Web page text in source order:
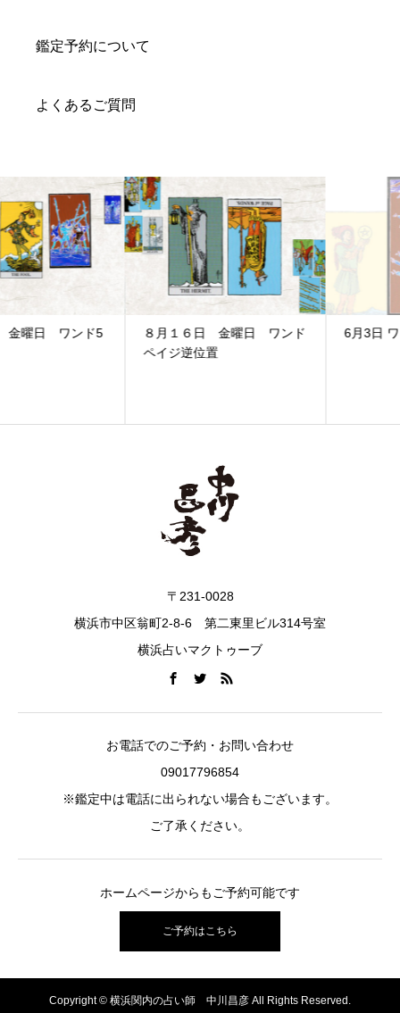
鑑定予約について
よくあるご質問
８月１６日 金曜日 ワンド
6月3日 ワンド8逆位置
〒231-0028
横浜市中区翁町2-8-6 第二東里ビル314号室
横浜占いマクトゥーブ
お電話でのご予約・お問い合わせ
09017796854
※鑑定中は電話に出られない場合もございます。
ご了承ください。
ホームページからもご予約可能です
ご予約はこちら
Copyright © 横浜関内の占い師 中川昌彦 All Rights Reserved.